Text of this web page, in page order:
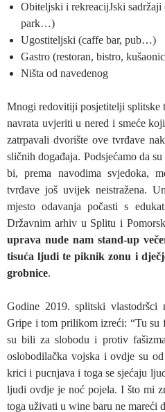
Obiteljski i rekreacijJski
park…)
Ugostiteljski (caffe bar, pub…)
Gastro (restoran, bistro,
Ništa od navedenog
Mnogi redovitiji posjetitelji splitske
navrata uvjeriti u nered i smeće
zatrpavali dvorište ove tvrđave
sličnih događaja. Podsjećamo da
bi, prema navodima svjedoka,
tvrđave još uvijek neistražena.
mjesto odavanja počasti s
Državnim arhiv u Splitu i
uprava nude nam stand-up
tisuća ljudi te piknik zonu i
grobnice.
Godine 2019. splitski vlastodršci
Gripe i tom prilikom izreći: “Tu su
su bili za slobodu i protiv
oslobodilačka vojska i ovdje su
krici i pucnjava i toga se sjećaju
ljudi ovdje je noć pojela. I što mi
toga uživati u wine baru ne mareći